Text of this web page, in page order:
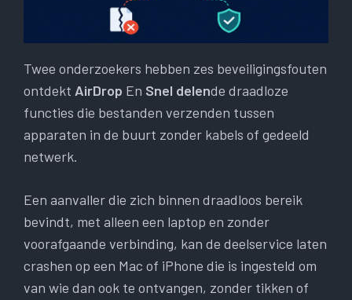
Twee onderzoekers hebben zes beveiligingsfouten
ontdekt AirDrop En Snel delende draadloze
functies die bestanden verzenden tussen
apparaten in de buurt zonder kabels of gedeeld
netwerk.
Een aanvaller die zich binnen draadloos bereik
bevindt, met alleen een laptop en zonder
voorafgaande verbinding, kan de deelservice laten
crashen op een Mac of iPhone die is ingesteld om
van wie dan ook te ontvangen, zonder tikken of